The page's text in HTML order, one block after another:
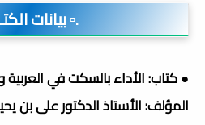
.▫️ بيانات
● كتاب: الأداء بالسكت في العربية
المؤلف: الأستاذ الدكتور على بن